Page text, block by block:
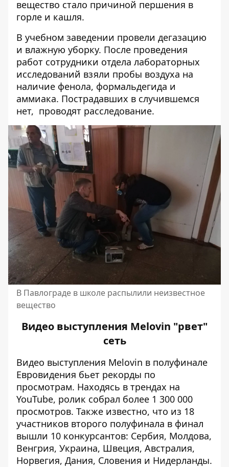
вещество стало причиной першения в
горле и кашля.
В учебном заведении провели дегазацию
и влажную уборку. После проведения
работ сотрудники отдела лабораторных
исследований взяли пробы воздуха на
наличие фенола, формальдегида и
аммиака. Пострадавших в случившемся
нет, проводят расследование.
В Павлограде в школе распылили неизвестное
вещество
Видео выступления Melovin "рвет"
сеть
Видео выступления Melovin в полуфинале
Евровидения бьет рекорды по
просмотрам. Находясь в трендах на
YouTube, ролик собрал более 1 300 000
просмотров. Также известно, что из 18
участников второго полуфинала в финал
вышли 10 конкурсантов: Сербия, Молдова,
Венгрия, Украина, Швеция, Австралия,
Норвегия, Дания, Словения и Нидерланды.